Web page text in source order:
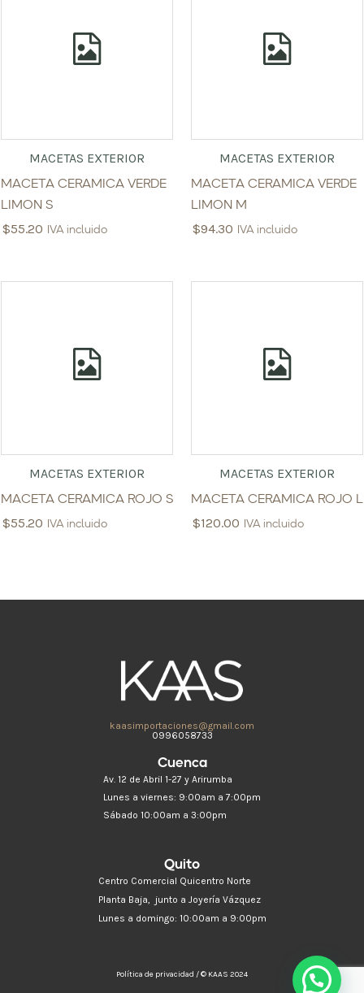
MACETAS EXTERIOR
MACETA CERAMICA VERDE
LIMON S
$55.20 IVA incluido
MACETAS EXTERIOR
MACETA CERAMICA VERDE
LIMON M
$94.30 IVA incluido
MACETAS EXTERIOR
MACETA CERAMICA ROJO S
$55.20 IVA incluido
MACETAS EXTERIOR
MACETA CERAMICA ROJO L
$120.00 IVA incluido
kaasimportaciones@gmail.com
0996058733
Cuenca
Av. 12 de Abril 1-27 y Arirumba
Lunes a viernes: 9:00am a 7:00pm
Sábado 10:00am a 3:00pm
Quito
Centro Comercial Quicentro Norte
Planta Baja, junto a Joyería Vázquez
Lunes a domingo: 10:00am a 9:00pm
Política de privacidad / © KAAS 2024